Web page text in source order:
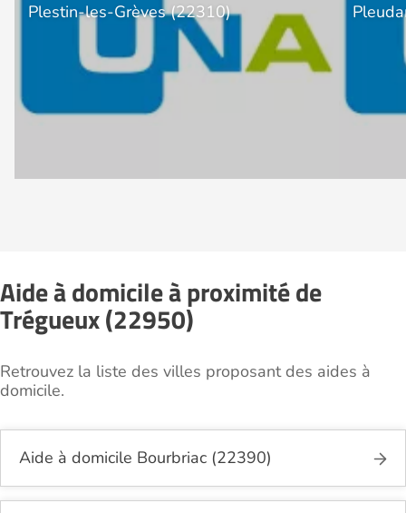
Plestin-les-Grèves (22310)
Aide à domicile à proximité de
Trégueux (22950)
Retrouvez la liste des villes proposant des aides à
domicile.
Aide à domicile Bourbriac (22390)